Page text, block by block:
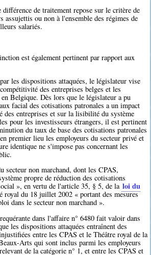
de traitement repose sur le critère de
assujettis ou non à l'ensemble des régimes de
salariés.
est également pertinent par rapport aux
les dispositions attaquées, le législateur vise
des entreprises belges et les
Belgique. Dès lors que le législateur a pu
facial des cotisations patronales a un impact
entreprises et sur la lisibilité du système
pour les investisseurs étrangers, il est pertinent
du taux de base des cotisations patronales
premier lieu les employeurs du secteur privé et
identique ne s'impose pas concernant les
secteur non marchand, dont les CPAS,
propre de réduction des cotisations
», en vertu de l'article 35, § 5, de la loi du
royal du 18 juillet 2002 « portant des mesures
dans le secteur non marchand ».
dans l'affaire n° 6480 fait valoir dans
les dispositions attaquées entraînent des
entre les CPAS et le Théâtre royal de la
Arts qui sont inclus parmi les employeurs
de la catégorie n° 1, et entre les CPAS et